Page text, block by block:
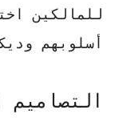
للمالكين
أسلوبهم
التصاميم